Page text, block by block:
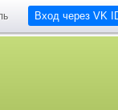
Вход через VK